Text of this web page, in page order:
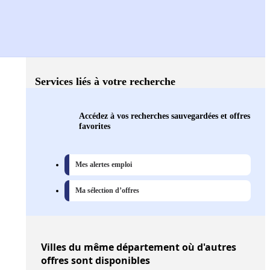
Services liés à votre recherche
Accédez à vos recherches sauvegardées et offres
favorites
Mes alertes emploi
Ma sélection d’offres
Villesdu même département où d'autres
offres sont disponibles